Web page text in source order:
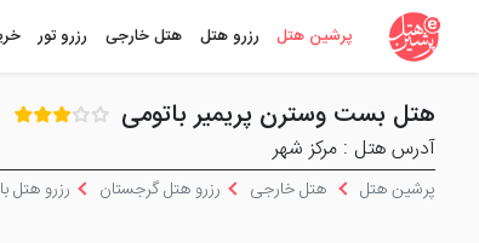
پرشین هتل رزرو هتل هتل خارجی رزرو تور
هتل بست وسترن پریمیر باتومی
آدرس هتل : مرکز شهر
پرشین هتل هتل خارجی رزرو هتل گرجستان رزرو هتل